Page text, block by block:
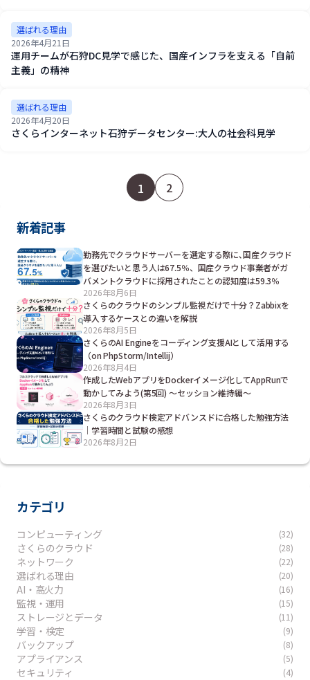
選ばれる理由
2026年4月21日
運用チームが石狩DC見学で感じた、国産インフラを支える「自前
主義」の精神
選ばれる理由
2026年4月20日
さくらインターネット石狩データセンター:大人の社会科見学
1 2
新着記事
勤務先でクラウドサーバーを選定する際に､国産クラウド
を選びたいと思う人は67.5％、国産クラウド事業者がガ
バメントクラウドに採用されたことの認知度は59.3％
2026年8月6日
さくらのクラウドのシンプル監視だけで十分？Zabbixを
導入するケースとの違いを解説
2026年8月5日
さくらのAI Engineをコーディング支援AIとして活用する
（on PhpStorm/Intellij）
2026年8月4日
作成したWebアプリをDockerイメージ化してAppRunで
動かしてみよう(第5回) ～セッション維持編～
2026年8月3日
さくらのクラウド検定アドバンスドに合格した勉強方法
｜学習時間と試験の感想
2026年8月2日
カテゴリ
コンピューティング (32)
さくらのクラウド (28)
ネットワーク (22)
選ばれる理由 (20)
AI・高火力 (16)
監視・運用 (15)
ストレージとデータ (11)
学習・検定 (9)
バックアップ (8)
アプライアンス (5)
セキュリティ (4)